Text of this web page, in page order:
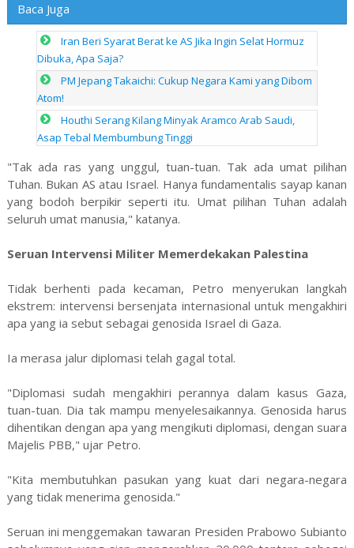
Baca Juga
Iran Beri Syarat Berat ke AS Jika Ingin Selat Hormuz
Dibuka, Apa Saja?
PM Jepang Takaichi: Cukup Negara Kami yang Dibom
Atom!
Houthi Serang Kilang Minyak Aramco Arab Saudi,
Asap Tebal Membumbung Tinggi
"Tak ada ras yang unggul, tuan-tuan. Tak ada umat pilihan
Tuhan. Bukan AS atau Israel. Hanya fundamentalis sayap kanan
yang bodoh berpikir seperti itu. Umat pilihan Tuhan adalah
seluruh umat manusia," katanya.
Seruan Intervensi Militer Memerdekakan Palestina
Tidak berhenti pada kecaman, Petro menyerukan langkah
ekstrem: intervensi bersenjata internasional untuk mengakhiri
apa yang ia sebut sebagai genosida Israel di Gaza.
Ia merasa jalur diplomasi telah gagal total.
"Diplomasi sudah mengakhiri perannya dalam kasus Gaza,
tuan-tuan. Dia tak mampu menyelesaikannya. Genosida harus
dihentikan dengan apa yang mengikuti diplomasi, dengan suara
Majelis PBB," ujar Petro.
"Kita membutuhkan pasukan yang kuat dari negara-negara
yang tidak menerima genosida."
Seruan ini menggemakan tawaran Presiden Prabowo Subianto